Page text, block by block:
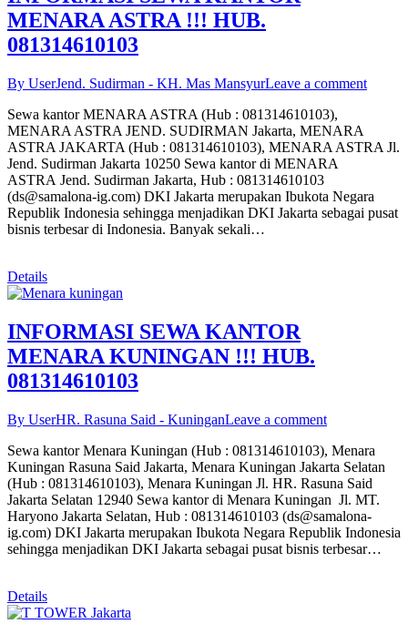
MENARA ASTRA !!! HUB.
081314610103
By UserJend. Sudirman - KH. Mas MansyurLeave a comment
Sewa kantor MENARA ASTRA (Hub : 081314610103),
MENARA ASTRA JEND. SUDIRMAN Jakarta, MENARA
ASTRA JAKARTA (Hub : 081314610103), MENARA ASTRA Jl.
Jend. Sudirman Jakarta 10250 Sewa kantor di MENARA
ASTRA Jend. Sudirman Jakarta, Hub : 081314610103
(ds@samalona-ig.com) DKI Jakarta merupakan Ibukota Negara
Republik Indonesia sehingga menjadikan DKI Jakarta sebagai pusat
bisnis terbesar di Indonesia. Banyak sekali…
Details
INFORMASI SEWA KANTOR
MENARA KUNINGAN !!! HUB.
081314610103
By UserHR. Rasuna Said - KuninganLeave a comment
Sewa kantor Menara Kuningan (Hub : 081314610103), Menara
Kuningan Rasuna Said Jakarta, Menara Kuningan Jakarta Selatan
(Hub : 081314610103), Menara Kuningan Jl. HR. Rasuna Said
Jakarta Selatan 12940 Sewa kantor di Menara Kuningan Jl. MT.
Haryono Jakarta Selatan, Hub : 081314610103 (ds@samalona-
ig.com) DKI Jakarta merupakan Ibukota Negara Republik Indonesia
sehingga menjadikan DKI Jakarta sebagai pusat bisnis terbesar…
Details